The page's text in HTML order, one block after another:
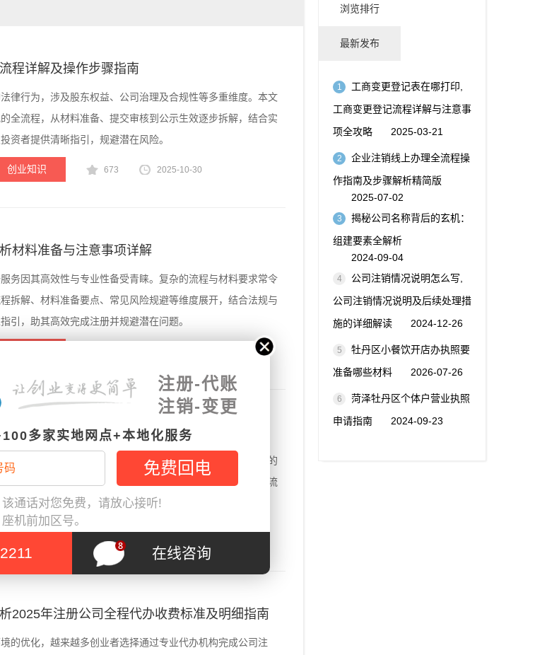
程详解及操作步骤指南
律行为，涉及股东权益、公司治理及合规性等多重维度。本文
全流程，从材料准备、提交审核到公示生效逐步拆解，结合实
资者提供清晰指引，规避潜在风险。
创业知识 673 2025-10-30
材料准备与注意事项详解
务因其高效性与专业性备受青睐。复杂的流程与材料要求常令
拆解、材料准备要点、常见风险规避等维度展开，结合法规与
引，助其高效完成注册并规避潜在问题。
营业执照办理服务热线电话咨询指南
企业注册需求快速增长，专业代办服务成为创业者高效入局的
办公司注册及营业执照办理服务热线电话咨询指南，从服务流
展开分析，为创业者提供实用参考。
创业知识 620 2025-10-29
2025年注册公司全程代办收费标准及明细指南
的优化，越来越多创业者选择通过专业代办机构完成公司注
浏览排行
最新发布
1
工商变更登记表在哪打印,
工商变更登记流程详解与注意事
项全攻略
2025-03-21
2
企业注销线上办理全流程操
作指南及步骤解析精简版
2025-07-02
3
揭秘公司名称背后的玄机：
组建要素全解析
2024-09-04
4
公司注销情况说明怎么写,
公司注销情况说明及后续处理措
施的详细解读
2024-12-26
5
牡丹区小餐饮开店办执照要
准备哪些材料
2026-07-26
6
菏泽牡丹区个体户营业执照
申请指南
2024-09-23
注册-代账
注销-变更
多家实地网点+本地化服务
通话对您免费，请放心接听!
机前加区号。
在线咨询